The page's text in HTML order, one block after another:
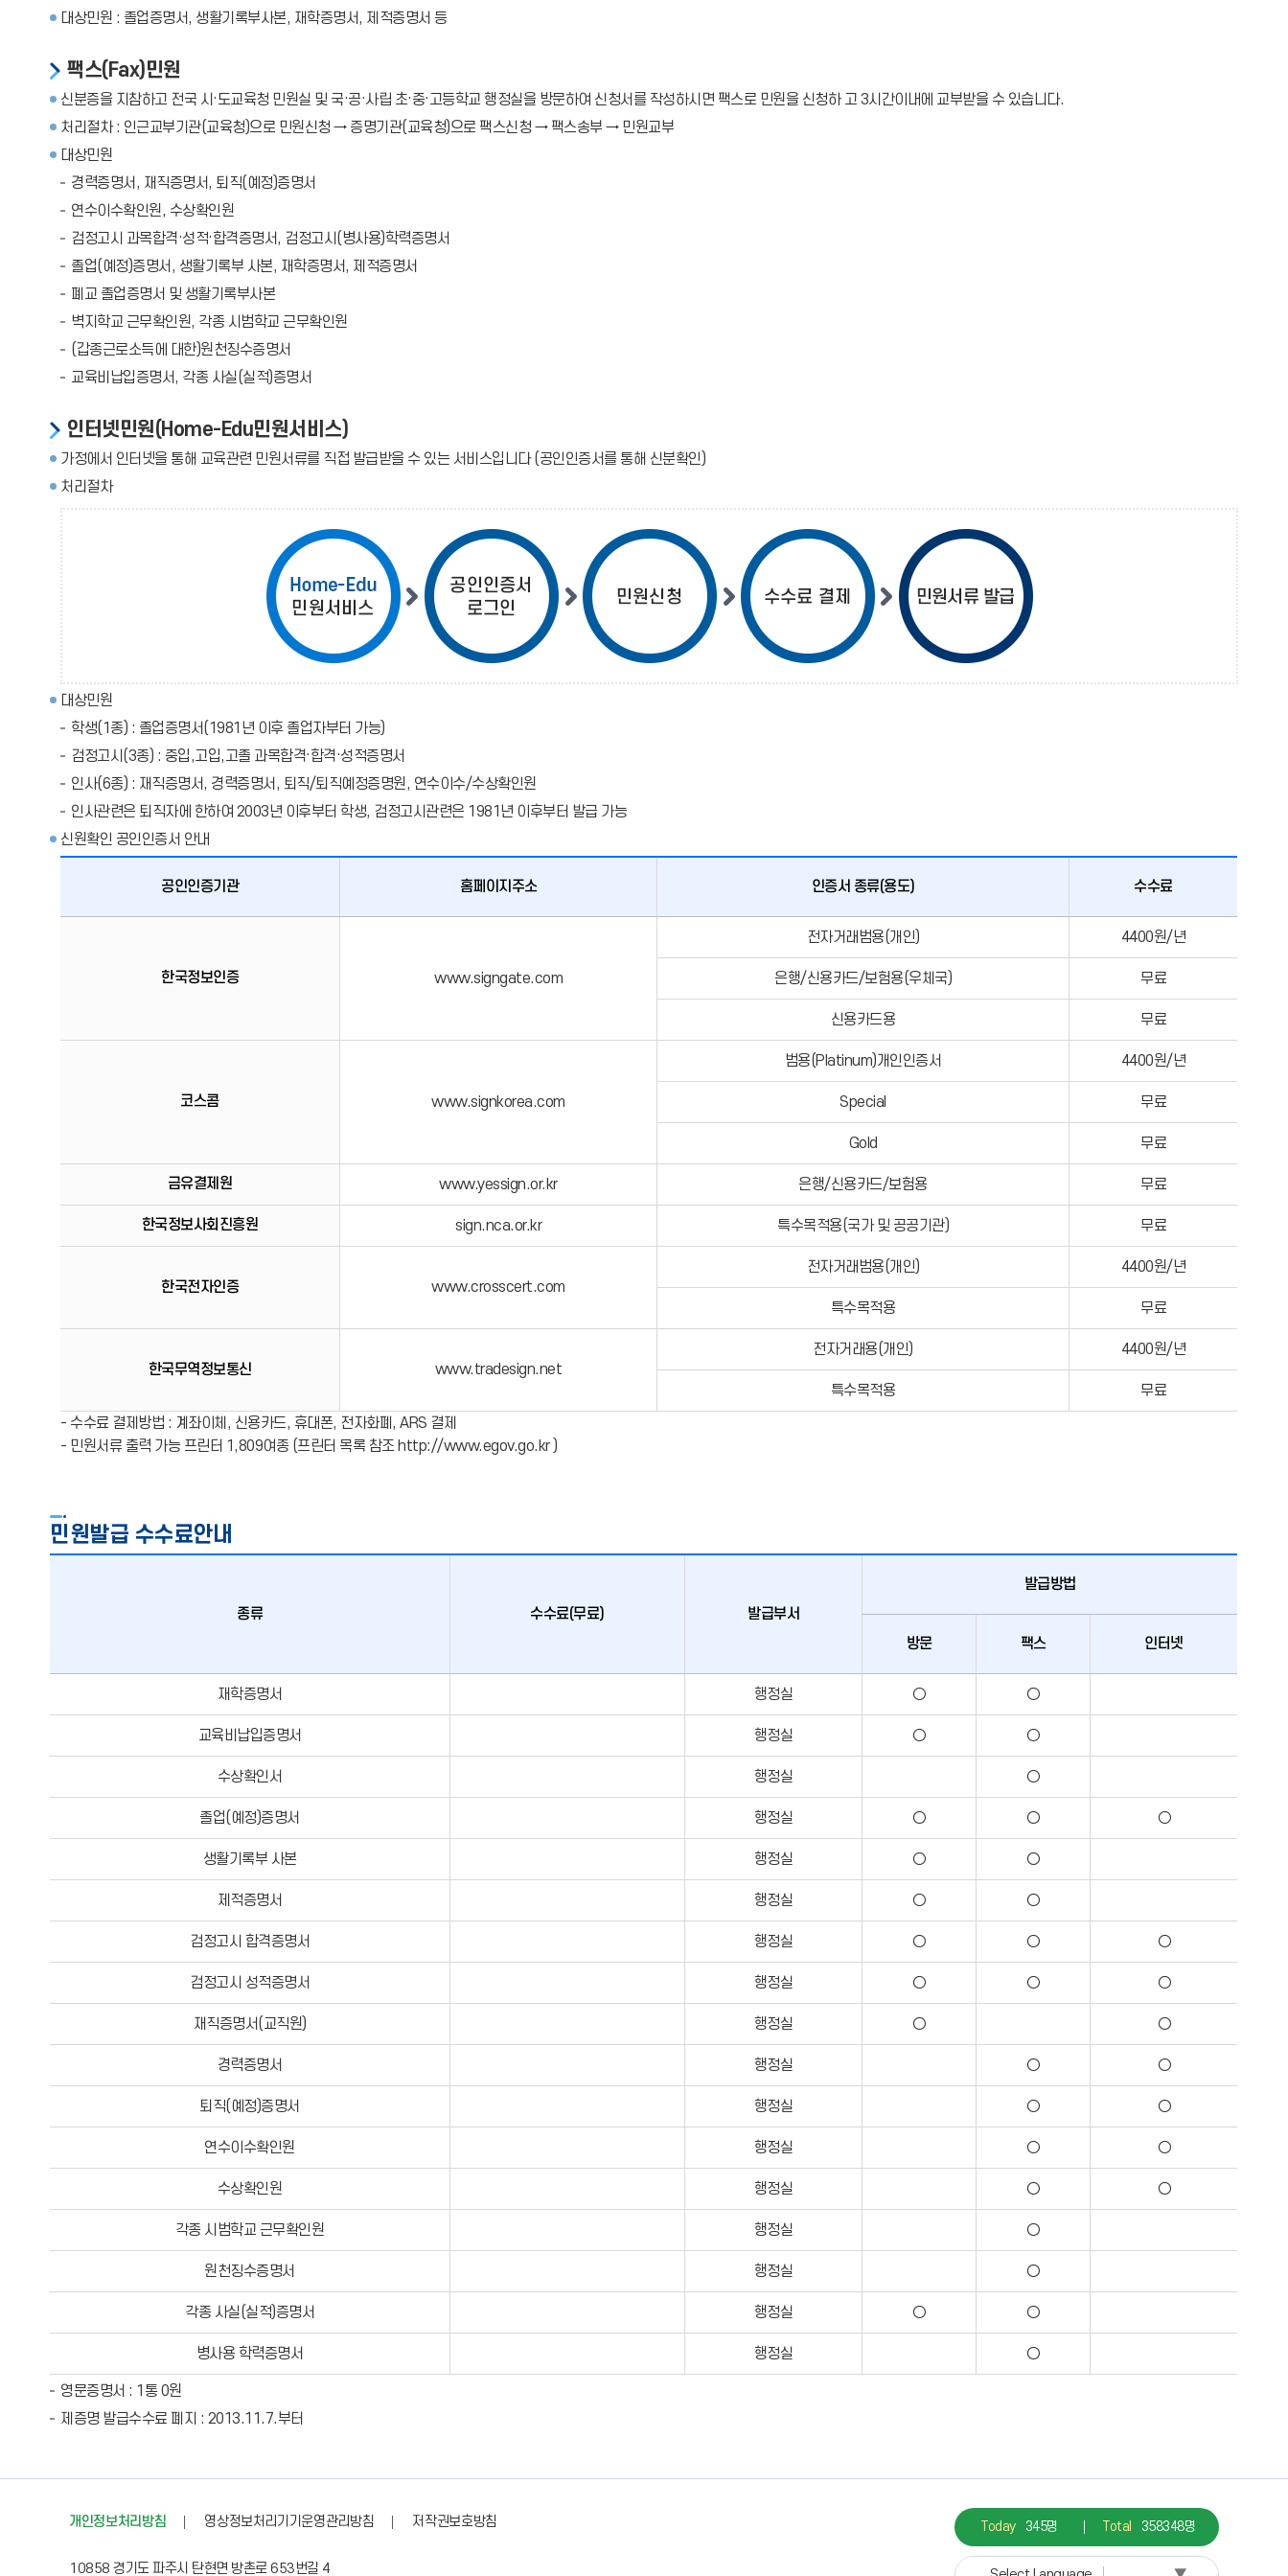
대상민원 : 졸업증명서, 생활기록부사본, 재학증명서, 제적증명서 등
팩스(Fax)민원
신분증을 지참하고 전국 시·도교육청 민원실 및 국·공·사립 초·중·고등학교 행정실을 방문하여 신청서를 작성하시면 팩스로 민원을 신청하 고 3시간이내에 교부받을 수 있습니다.
처리절차 : 인근교부기관(교육청)으로 민원신청 → 증명기관(교육청)으로 팩스신청 → 팩스송부 → 민원교부
대상민원
경력증명서, 재직증명서, 퇴직(예정)증명서
연수이수확인원, 수상확인원
검정고시 과목합격·성적·합격증명서, 검정고시(병사용)학력증명서
졸업(예정)증명서, 생활기록부 사본, 재학증명서, 제적증명서
폐교 졸업증명서 및 생활기록부사본
벽지학교 근무확인원, 각종 시범학교 근무확인원
(갑종근로소득에 대한)원천징수증명서
교육비납입증명서, 각종 사실(실적)증명서
인터넷민원(Home-Edu민원서비스)
가정에서 인터넷을 통해 교육관련 민원서류를 직접 발급받을 수 있는 서비스입니다 (공인인증서를 통해 신분확인)
처리절차
대상민원
학생(1종) : 졸업증명서(1981년 이후 졸업자부터 가능)
검정고시(3종) : 중입,고입,고졸 과목합격·합격·성적증명서
인사(6종) : 재직증명서, 경력증명서, 퇴직/퇴직예정증명원, 연수이수/수상확인원
인사관련은 퇴직자에 한하여 2003년 이후부터 학생, 검정고시관련은 1981년 이후부터 발급 가능
신원확인 공인인증서 안내
공인인증기관 홈페이지주소 인증서 종류(용도) 수수료
한국정보인증 www.signgate.com
전자거래범용(개인) 4400원/년
은행/신용카드/보험용(우체국) 무료
신용카드용 무료
코스콤 www.signkorea.com
범용(Platinum)개인인증서 4400원/년
Special 무료
Gold 무료
금유결제원 www.yessign.or.kr 은행/신용카드/보험용 무료
한국정보사회진흥원 sign.nca.or.kr 특수목적용(국가 및 공공기관) 무료
한국전자인증 www.crosscert.com
전자거래범용(개인) 4400원/년
특수목적용 무료
한국무역정보통신 www.tradesign.net
전자거래용(개인) 4400원/년
특수목적용
무료
- 수수료 결제방법 : 계좌이체, 신용카드, 휴대폰, 전자화폐, ARS 결제
- 민원서류 출력 가능 프린터 1,809여종 (프린터 목록 참조 http://www.egov.go.kr )
민원발급 수수료안내
종류 수수료(무료) 발급부서
발급방법
방문 팩스 인터넷
재학증명서 행정실 ○ ○
교육비납입증명서 행정실 ○ ○
수상확인서 행정실 ○
졸업(예정)증명서 행정실 ○ ○ ○
생활기록부 사본 행정실 ○ ○
제적증명서 행정실 ○ ○
검정고시 합격증명서 행정실 ○ ○ ○
검정고시 성적증명서 행정실 ○ ○ ○
재직증명서(교직원) 행정실 ○ ○
경력증명서 행정실 ○ ○
퇴직(예정)증명서 행정실 ○ ○
연수이수확인원 행정실 ○ ○
수상확인원 행정실 ○ ○
각종 시범학교 근무확인원 행정실 ○
원천징수증명서 행정실 ○
각종 사실(실적)증명서 행정실 ○ ○
병사용 학력증명서 행정실 ○
영문증명서 : 1통 0원
제증명 발급수수료 폐지 : 2013.11.7.부터
개인정보처리방침 영상정보처리기기운영관리방침 저작권보호방침
10858 경기도 파주시 탄현면 방촌로 653번길 4
Today 345명 Total 358348명